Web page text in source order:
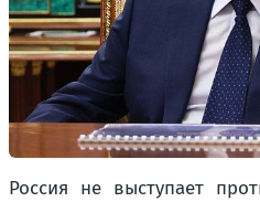
Россия не выступает